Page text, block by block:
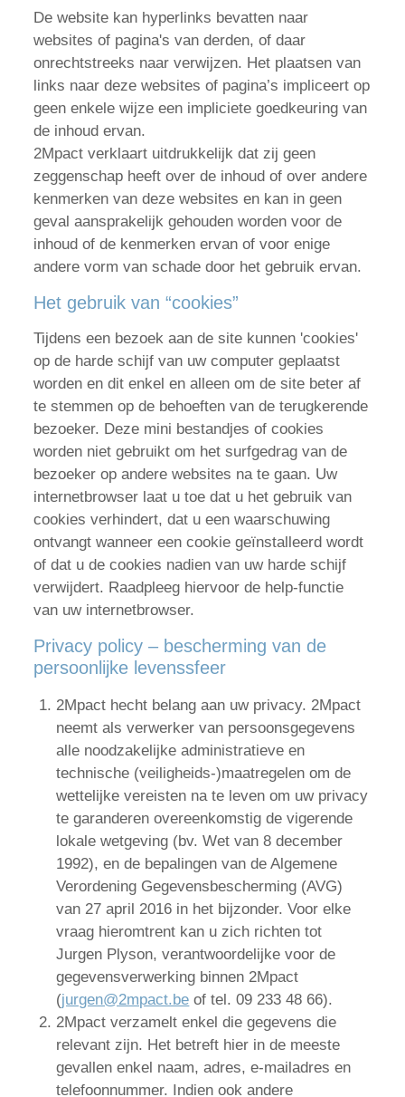
De website kan hyperlinks bevatten naar
websites of pagina's van derden, of daar
onrechtstreeks naar verwijzen. Het plaatsen van
links naar deze websites of pagina’s impliceert op
geen enkele wijze een impliciete goedkeuring van
de inhoud ervan.
2Mpact verklaart uitdrukkelijk dat zij geen
zeggenschap heeft over de inhoud of over andere
kenmerken van deze websites en kan in geen
geval aansprakelijk gehouden worden voor de
inhoud of de kenmerken ervan of voor enige
andere vorm van schade door het gebruik ervan.
Het gebruik van “cookies”
Tijdens een bezoek aan de site kunnen 'cookies'
op de harde schijf van uw computer geplaatst
worden en dit enkel en alleen om de site beter af
te stemmen op de behoeften van de terugkerende
bezoeker. Deze mini bestandjes of cookies
worden niet gebruikt om het surfgedrag van de
bezoeker op andere websites na te gaan. Uw
internetbrowser laat u toe dat u het gebruik van
cookies verhindert, dat u een waarschuwing
ontvangt wanneer een cookie geïnstalleerd wordt
of dat u de cookies nadien van uw harde schijf
verwijdert. Raadpleeg hiervoor de help-functie
van uw internetbrowser.
Privacy policy – bescherming van de
persoonlijke levenssfeer
2Mpact hecht belang aan uw privacy. 2Mpact
neemt als verwerker van persoonsgegevens
alle noodzakelijke administratieve en
technische (veiligheids-)maatregelen om de
wettelijke vereisten na te leven om uw privacy
te garanderen overeenkomstig de vigerende
lokale wetgeving (bv. Wet van 8 december
1992), en de bepalingen van de Algemene
Verordening Gegevensbescherming (AVG)
van 27 april 2016 in het bijzonder. Voor elke
vraag hieromtrent kan u zich richten tot
Jurgen Plyson, verantwoordelijke voor de
gegevensverwerking binnen 2Mpact
(jurgen@2mpact.be of tel. 09 233 48 66).
2Mpact verzamelt enkel die gegevens die
relevant zijn. Het betreft hier in de meeste
gevallen enkel naam, adres, e-mailadres en
telefoonnummer. Indien ook andere